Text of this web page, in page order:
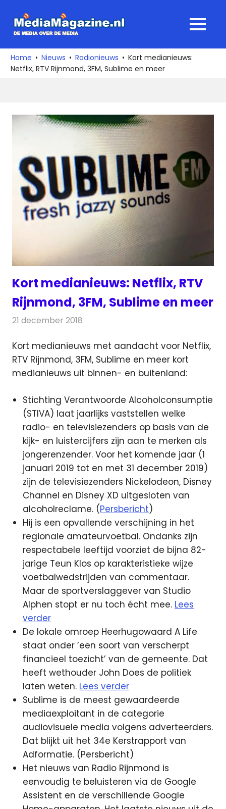
naar
media
over
de
MENU
Home Nieuws Radionieuws
Kort medianieuws:
Netflix, RTV Rijnmond, 3FM, Sublime en meer
Kort medianieuws: Netflix, RTV
Rijnmond, 3FM, Sublime en meer
21 december 2018
Kort medianieuws met aandacht voor Netflix,
RTV Rijnmond, 3FM, Sublime en meer kort
medianieuws uit binnen- en buitenland:
Stichting Verantwoorde Alcoholconsumptie
(STIVA) laat jaarlijks vaststellen welke
radio- en televisiezenders op basis van de
kijk- en luistercijfers zijn aan te merken als
jongerenzender. Voor het komende jaar (1
januari 2019 tot en met 31 december 2019)
zijn de televisiezenders Nickelodeon, Disney
Channel en Disney XD uitgesloten van
alcoholreclame. (Persbericht)
Hij is een opvallende verschijning in het
regionale amateurvoetbal. Ondanks zijn
respectabele leeftijd voorziet de bijna 82-
jarige Teun Klos op karakteristieke wijze
voetbalwedstrijden van commentaar.
Maar de sportverslaggever van Studio
Alphen stopt er nu toch écht mee. Lees
verder
De lokale omroep Heerhugowaard A Life
staat onder ’een soort van verscherpt
financieel toezicht’ van de gemeente. Dat
heeft wethouder John Does de politiek
laten weten. Lees verder
Sublime is de meest gewaardeerde
mediaexploitant in de categorie
audiovisuele media volgens adverteerders.
Dat blijkt uit het 34e Kerstrapport van
Adformatie. (Persbericht)
Het nieuws van Radio Rijnmond is
eenvoudig te beluisteren via de Google
Assistent en de verschillende Google